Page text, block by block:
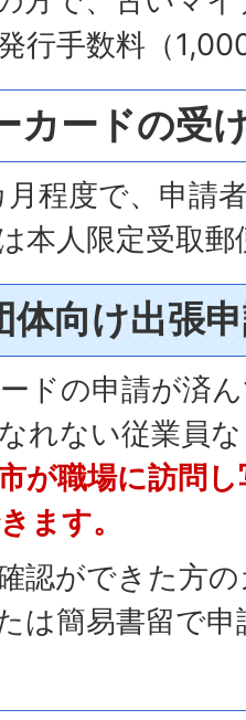
行手数料（
カードの受
程度で、申請
本人限定受取
体向け出張
ドの申請が済
れない従業員
が職場に訪問
ます。
認ができた方
は簡易書留で